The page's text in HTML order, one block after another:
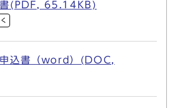
書(PDF, 65.14KB)
申込書（word）(DOC,